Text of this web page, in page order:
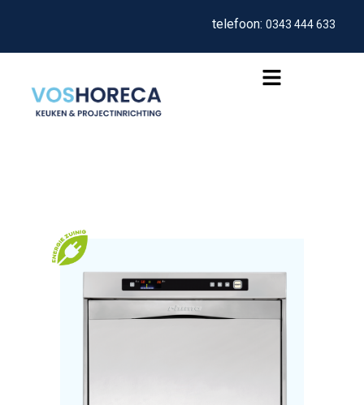
telefoon: 0343 444 633